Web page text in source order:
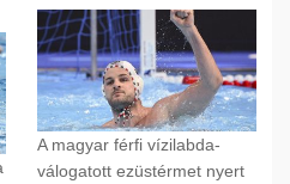
A magyar férfi vízilabda-
válogatott ezüstérmet nyert